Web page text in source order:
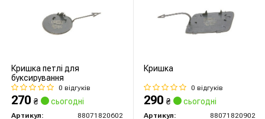
Кришка петлі для
буксирування
0 відгуків
270 ₴ сьогодні
Артикул:
88071820602
Кришка
0 відгуків
290 ₴ сьогодні
Артикул:
88071820902